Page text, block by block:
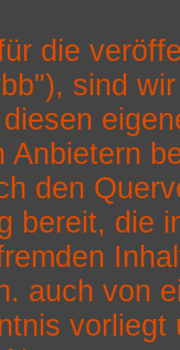
die
sind
Anbietern
den
bereit, die
auch von